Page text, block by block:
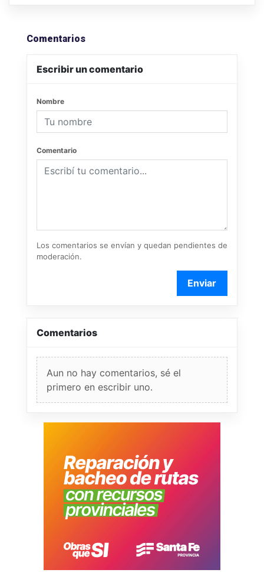
Comentarios
Escribir un comentario
Nombre
Comentario
Los comentarios se envían y quedan pendientes de
moderación.
Enviar
Comentarios
Aun no hay comentarios, sé el
primero en escribir uno.